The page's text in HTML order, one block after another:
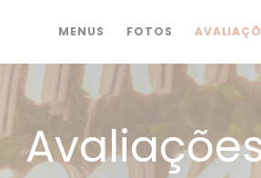
MENUS FOTOS